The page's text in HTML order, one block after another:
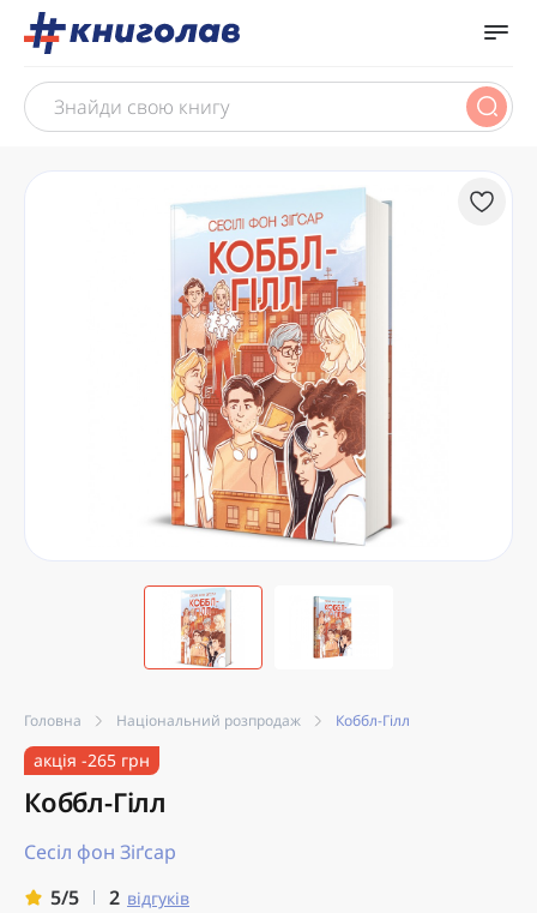
Головна Національний розпродаж Коббл-Гілл
акція -265 грн
Коббл-Гілл
Сесіл фон Зіґсар
5/5
2 відгуків